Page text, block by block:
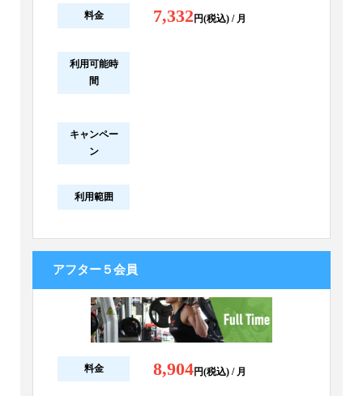
料金 7,332 円(税込) / 月
利用可能時
間
キャンペー
ン
利用範囲
アフター５会員
料金 8,904円(税込) / 月